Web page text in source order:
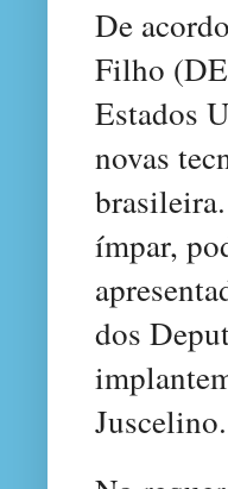
De
Filho
Estados
novas
ímpar,
dos
Juscelino.